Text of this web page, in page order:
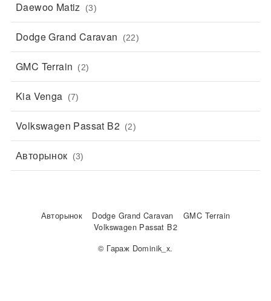
Daewoo Matiz (3)
Dodge Grand Caravan (22)
GMC Terrain (2)
Kia Venga (7)
Volkswagen Passat B2 (2)
Авторынок (3)
Авторынок Dodge Grand Caravan
GMC Terrain
Volkswagen Passat B2
© Гараж Dominik_x.